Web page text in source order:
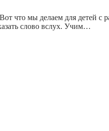
что мы делаем для детей
слово вслух. Учим…